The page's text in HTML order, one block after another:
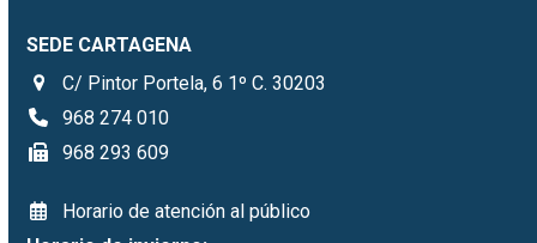
SEDE CARTAGENA
C/ Pintor Portela, 6 1º C. 30203
968 274 010
968 293 609
Horario de atención al público